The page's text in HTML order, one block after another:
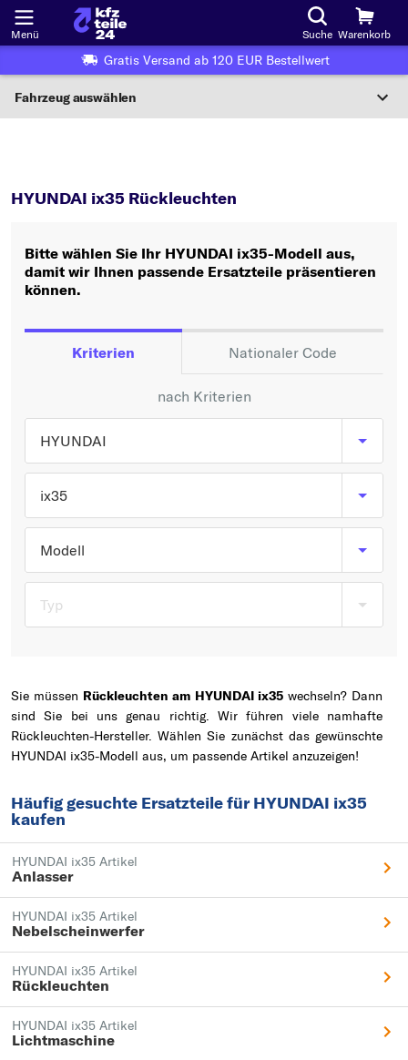
Menü Suche Warenkorb
Gratis Versand ab 120 EUR Bestellwert
Fahrzeug auswählen
Wo finde ich die?
Oder
Oder Fahrzeugauswahl nach Kriterien:
Hersteller wählen
Typ wählen
HYUNDAI ix35 Rückleuchten
Bitte wählen Sie Ihr HYUNDAI ix35-Modell aus,
damit wir Ihnen passende Ersatzteile präsentieren
können.
Kriterien Nationaler Code
nach Kriterien
HYUNDAI
ix35
Modell
Typ
Sie müssen Rückleuchten am HYUNDAI ix35wechseln? Dann
sind Sie bei uns genau richtig. Wir führen viele namhafte
Rückleuchten-Hersteller. Wählen Sie zunächst das gewünschte
HYUNDAI ix35-Modell aus, um passende Artikel anzuzeigen!
Häufig gesuchte Ersatzteile für HYUNDAI ix35
kaufen
HYUNDAI ix35 Artikel
Anlasser
HYUNDAI ix35 Artikel
Nebelscheinwerfer
HYUNDAI ix35 Artikel
Rückleuchten
HYUNDAI ix35 Artikel
Lichtmaschine